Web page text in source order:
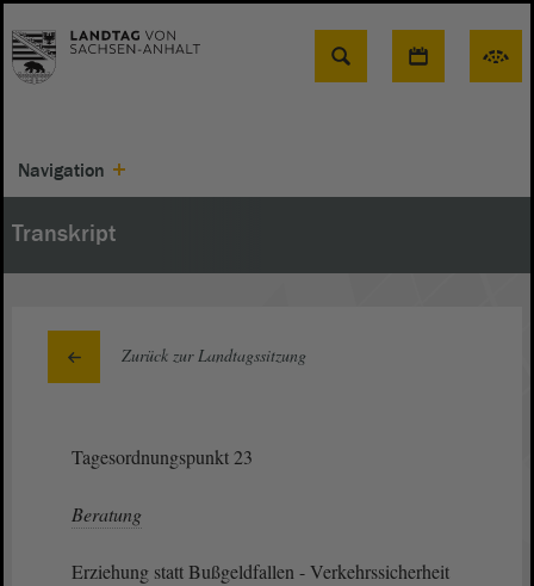
Suche
Navigation
Transkript
Zurück zur Landtagssitzung
Tagesordnungspunkt 23
Beratung
Erziehung statt Bußgeldfallen - Verkehrssicherheit